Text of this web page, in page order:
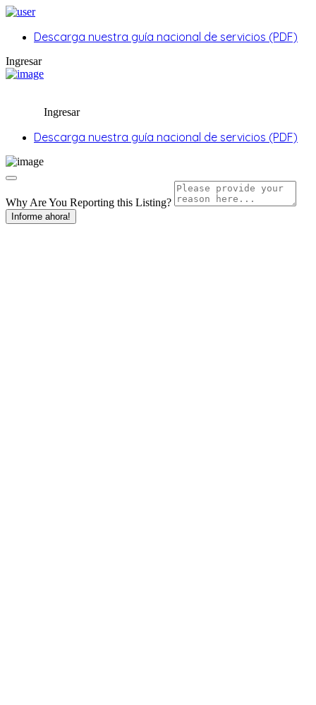
Descarga nuestra guía nacional de servicios (PDF)
Ingresar
Ingresar
Descarga nuestra guía nacional de servicios (PDF)
Why Are You Reporting this Listing?
Informe ahora!